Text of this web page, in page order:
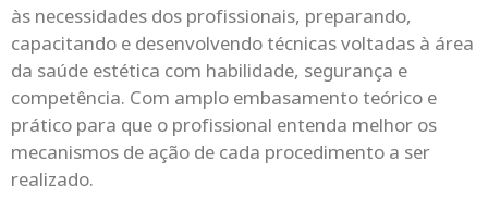
às necessidades dos profissionais, preparando,
capacitando e desenvolvendo técnicas voltadas à área
da saúde estética com habilidade, segurança e
competência. Com amplo embasamento teórico e
prático para que o profissional entenda melhor os
mecanismos de ação de cada procedimento a ser
realizado.